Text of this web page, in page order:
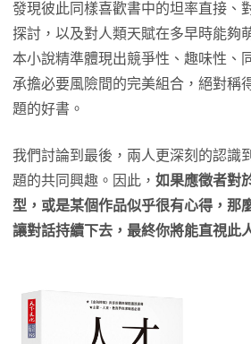
發現彼此同樣喜歡書中的坦率直接、
探討，以及對人類天賦在多早時能夠
本小說精準體現出競爭性、趣味性、
承擔必要風險間的完美組合，絕對稱
題的好書。
我們討論到最後，兩人更深刻的認識
題的共同興趣。因此， 如果應徵者對
型，或是某個作品似乎很有心得，那
讓對話持續下去，最終你將能直視此